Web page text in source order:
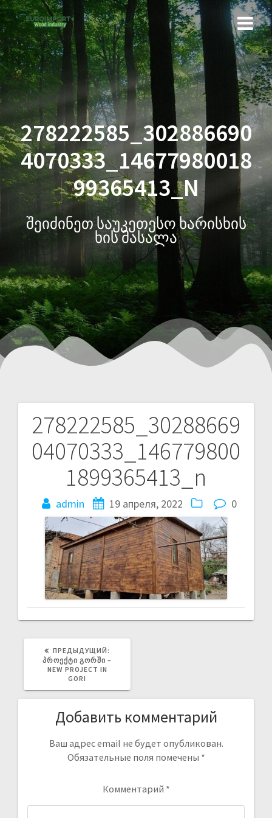
278222585_302886690
4070333_14677980018
99365413_N
შეიძინეთ საუკეთესო ხარისხის
ხის მასალა
278222585_30288669
04070333_146779800
1899365413_n
admin 19 апреля, 2022 0
ПРЕДЫДУЩИЙ:
ᲞᲠᲝᲔᲥᲢᲘ ᲒᲝᲠᲨᲘ –
NEW PROJECT IN
GORI
Добавить комментарий
Ваш адрес email не будет опубликован.
Обязательные поля помечены *
Комментарий *